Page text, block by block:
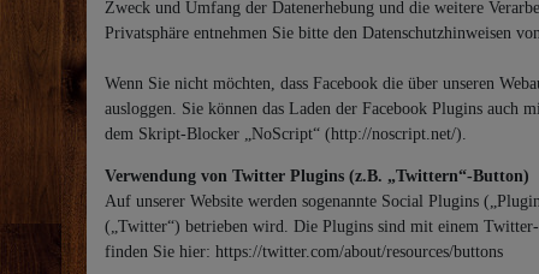
Zweck und Umfang der Datenerhebung und die weitere
Privatsphäre entnehmen Sie bitte den Datenschutzhinweisen
Wenn Sie nicht möchten, dass Facebook die über unseren
ausloggen. Sie können das Laden der Facebook Plugins
dem Skript-Blocker „NoScript“ (http://noscript.net/).
Verwendung von Twitter Plugins (z.B. „Twittern“-Button)
Auf unserer Website werden sogenannte Social Plugins
(„Twitter“) betrieben wird. Die Plugins sind mit einem
finden Sie hier: https://twitter.com/about/resources/buttons